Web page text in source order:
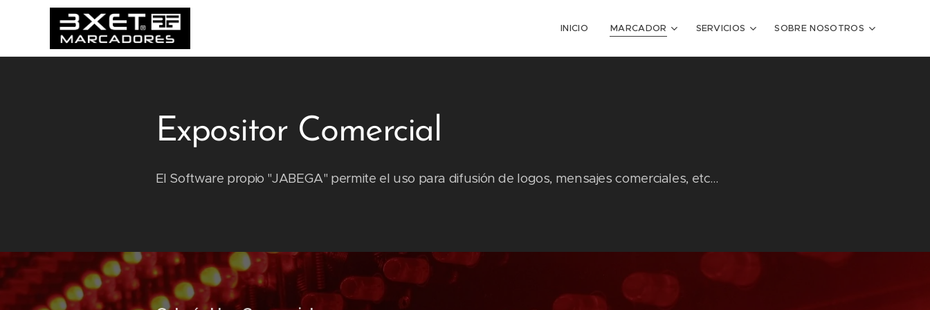
INICIO MARCADOR SERVICIOS SOBRE NOSOTROS
Expositor Comercial
El Software propio "JABEGA" permite el uso para difusión de logos, mensajes comerciales, etc...